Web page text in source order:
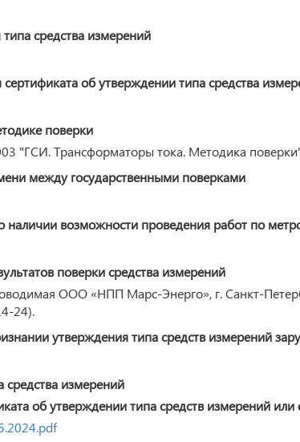
средства измерений
сертификата об утверждении типа средства
поверки
"ГСИ. Трансформаторы тока. Методика
между государственными поверками
возможности проведения работ по
поверки средства измерений
ООО «НПП Марс-Энерго», г. Санкт-
24).
утверждения типа средств измерений
средства измерений
об утверждении типа средств измерений или